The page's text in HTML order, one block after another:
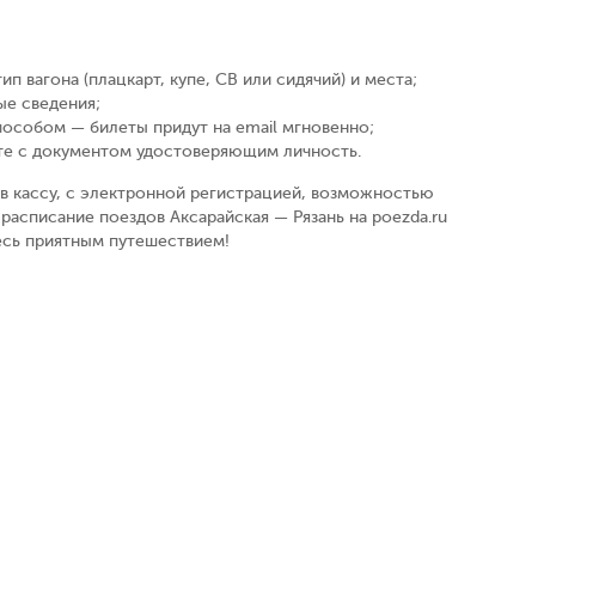
вагона (плацкарт, купе, СВ или сидячий) и места;
сведения;
— билеты придут на email мгновенно;
с документом удостоверяющим личность.
кассу, с электронной регистрацией, возможностью
поездов Аксарайская — Рязань на poezda.ru
приятным путешествием!